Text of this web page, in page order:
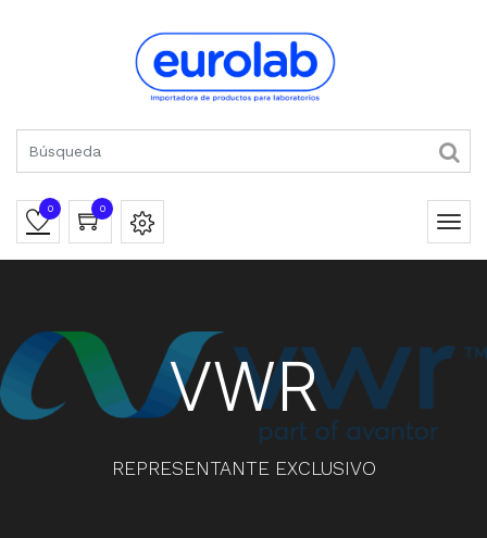
0 0
VWR
REPRESENTANTE EXCLUSIVO